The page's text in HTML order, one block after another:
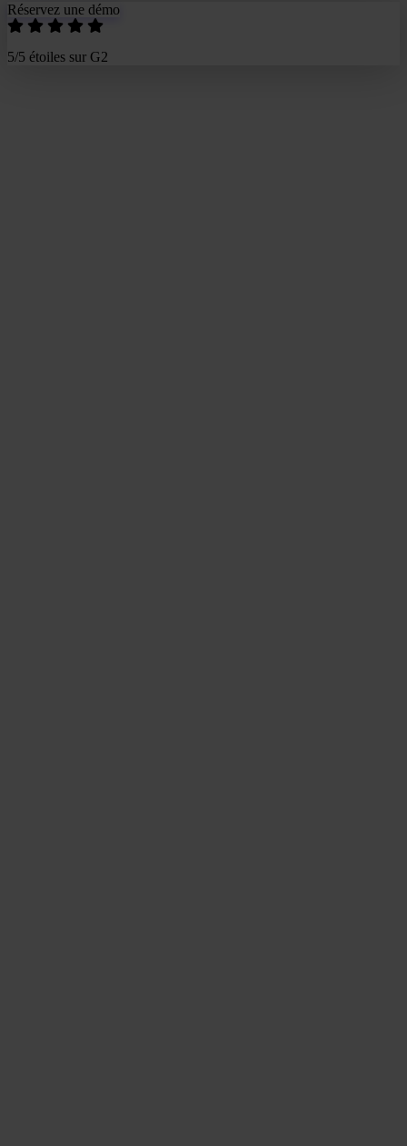
Réservez une démo
5/5 étoiles sur G2